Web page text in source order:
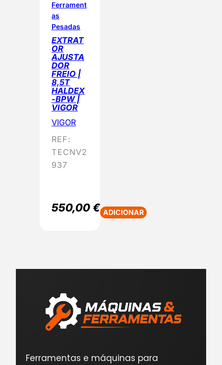
Ferrament
as
Pesadas
EXTRAT
OR
AJUSTA
DOR
FREIO |
8,5T
HALDEX
-BPW |
VIGOR
VIGOR
REF:
TECNV2
937
550,00€ ADICIONAR
Ferramentas e máquinas para